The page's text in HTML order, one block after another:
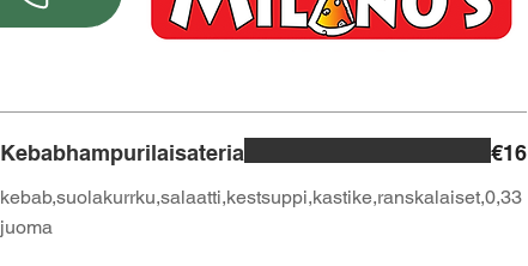
Kebabhampurilaisateria
kebab,suolakurrku,salaatti,kestsuppi,kastike,ranskalaiset,0,33
juoma
€16